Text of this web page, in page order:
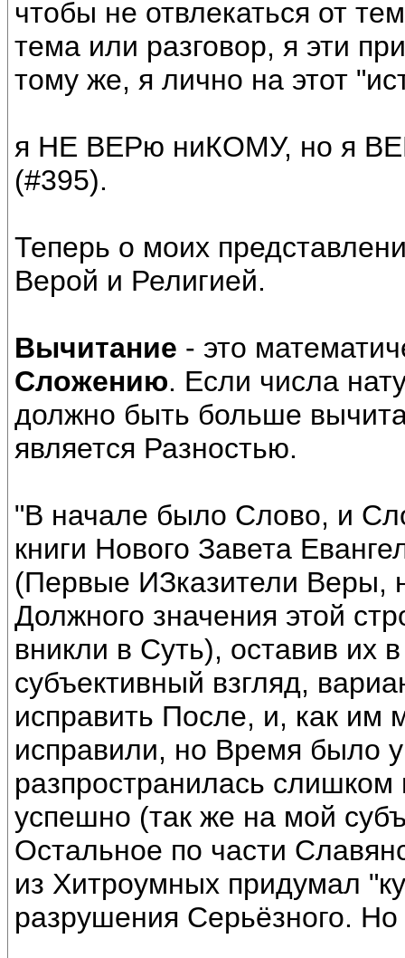
чтобы не отвлекаться от
тема или разговор, я эти
тому же, я лично на этот
я НЕ ВЕРю ниКОМУ, но я
(#395).
Теперь о моих
Верой и Религией.
Вычитание - это
Сложению. Если числа
должно быть больше
является Разностью.
"В начале было Слово, и
книги Нового Завета
(Первые ИЗказители Веры,
Должного значения этой
вникли в Суть), оставив
субъективный взгляд,
исправить После, и, как им
исправили, но Время было
разпространилась
успешно (так же на мой
Остальное по части
из Хитроумных придумал
разрушения Серьёзного.